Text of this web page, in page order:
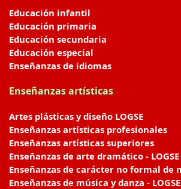
Educación infantil
Educación primaria
Educación secundaria
Educación especial
Enseñanzas de idiomas
Enseñanzas artísticas
Artes plásticas y diseño LOGSE
Enseñanzas artísticas profesionales
Enseñanzas artísticas superiores
Enseñanzas de arte dramático - LOGSE
Enseñanzas de carácter no formal de
Enseñanzas de música y danza - LOGSE